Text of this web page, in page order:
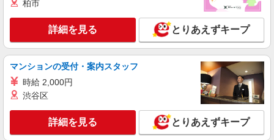
月給24万円〜30万円 ※経験・能力による 年収
例※32歳、事務歴2年 （1年目）年収3,030,000円
※月給250,000円 （2年目）年収3,440,000円※月
給260,000円、賞与年2回含む （3年目）年収
3,540,000円※月給260,000円、賞与年2回含む
東京都港区六本木３丁目（請負先）
キープ 詳細を見る
正社員
事務スタッフ
月給24万円〜30万円 ※経験・能力による 年収
柏市
詳細を見る とりあえずキープ
マンションの受付・案内スタッフ
時給 2,000円
渋谷区
詳細を見る とりあえずキープ